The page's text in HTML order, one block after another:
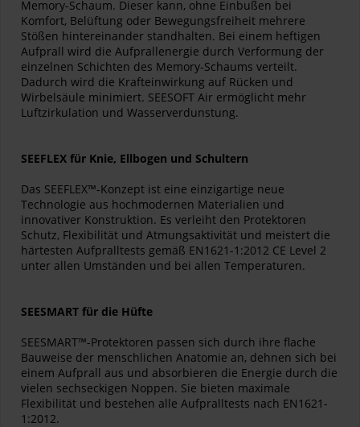
Memory-Schaum. Dieser kann, ohne Einbußen bei
Komfort, Belüftung oder Bewegungsfreiheit mehrere
Stößen hintereinander standhalten. Bei einem heftigen
Aufprall wird die Aufprallenergie durch Verformung der
einzelnen Schichten des Memory-Schaums verteilt.
Dadurch wird die Krafteinwirkung auf Rücken und
Wirbelsäule minimiert. SEESOFT Air ermöglicht mehr
Luftzirkulation und Wasserverdunstung.
SEEFLEX für Knie, Ellbogen und Schultern
Das SEEFLEX™-Konzept ist eine einzigartige neue
Technologie aus hochmodernen Materialien und
innovativer Konstruktion. Es verleiht den Protektoren
Schutz, Flexibilität und Atmungsaktivität und meistert die
härtesten Aufpralltests gemäß EN1621-1:2012 CE Level 2
unter allen Umständen und bei allen Temperaturen.
SEESMART für die Hüfte
SEESMART™-Protektoren passen sich durch ihre flache
Bauweise der menschlichen Anatomie an, dehnen sich bei
einem Aufprall aus und absorbieren die Energie durch die
vielen sechseckigen Noppen. Sie bieten maximale
Flexibilität und bestehen alle Aufpralltests nach EN1621-
1:2012.